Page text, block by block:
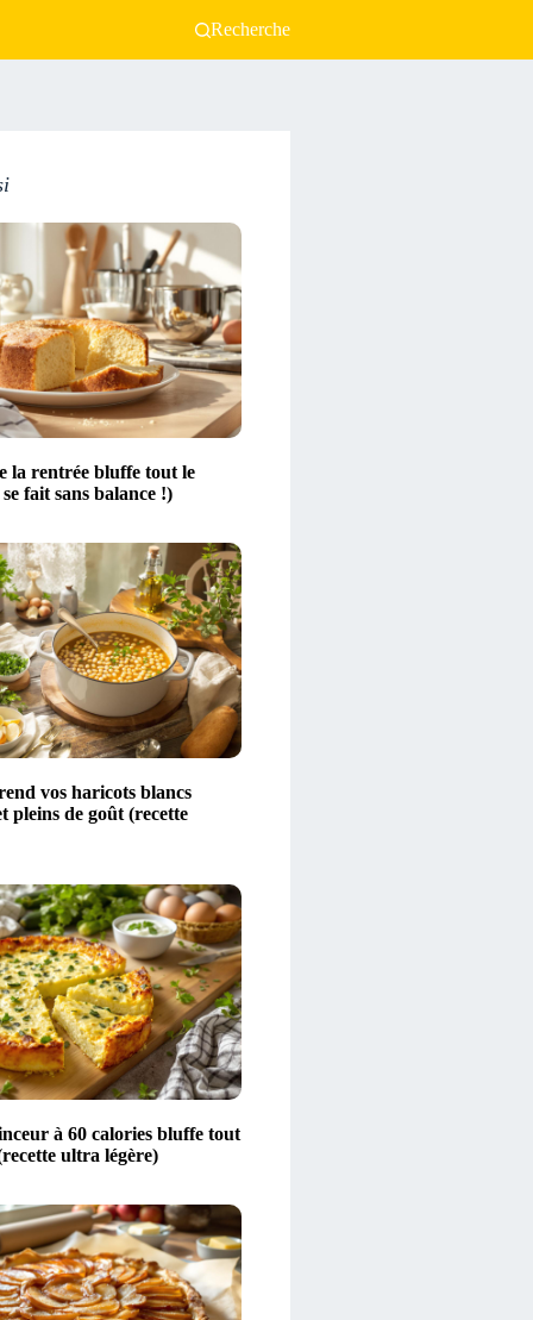
Recherche
la rentrée bluffe tout le
fait sans balance !)
vos haricots blancs
pleins de goût (recette
à 60 calories bluffe tout
ultra légère)